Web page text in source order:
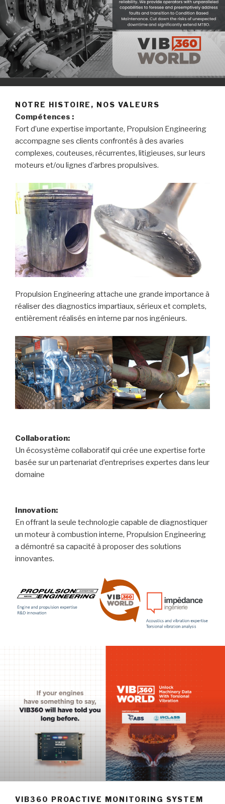
NOTRE HISTOIRE, NOS VALEURS
Compétences :
Fort d’une expertise importante, Propulsion Engineering
accompagne ses clients confrontés à des avaries
complexes, couteuses, récurrentes, litigieuses, sur leurs
moteurs et/ou lignes d’arbres propulsives.
Propulsion Engineering attache une grande importance à
réaliser des diagnostics impartiaux, sérieux et complets,
entièrement réalisés en interne par nos ingénieurs.
Collaboration:
Un écosystème collaboratif qui crée une expertise forte
basée sur un partenariat d’entreprises expertes dans leur
domaine
Innovation:
En offrant la seule technologie capable de diagnostiquer
un moteur à combustion interne, Propulsion Engineering
a démontré sa capacité à proposer des solutions
innovantes.
VIB360 PROACTIVE MONITORING SYSTEM